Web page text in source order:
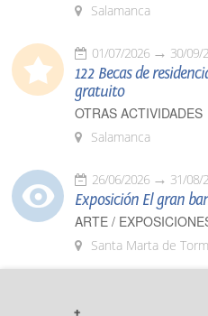
Salamanca
01/07/2026 30/09/
122 Becas de
gratuito
OTRAS ACTIVIDADES
Salamanca
26/06/2026 31/08/
Exposición El gran
ARTE /
Santa Marta de